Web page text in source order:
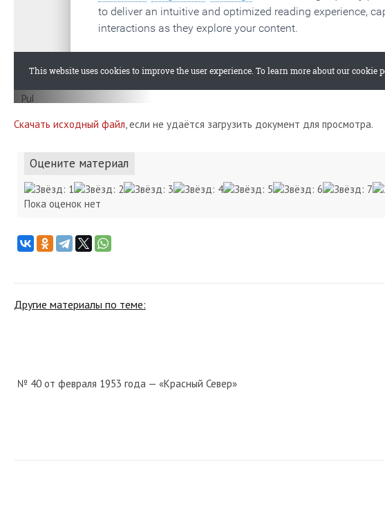
Скачать исходный файл, если не удаётся загрузить документ для просмотра.
Оцените материал
Пока оценок нет
Другие материалы по теме:
№ 40 от февраля 1953 года — «Красный Север»